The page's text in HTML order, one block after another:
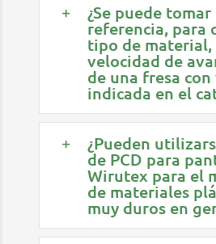
¿Se puede tomar
referencia, para
tipo de material,
velocidad de
de una fresa
indicada en el
¿Pueden
de PCD para
Wirutex para el
de materiales
muy duros en